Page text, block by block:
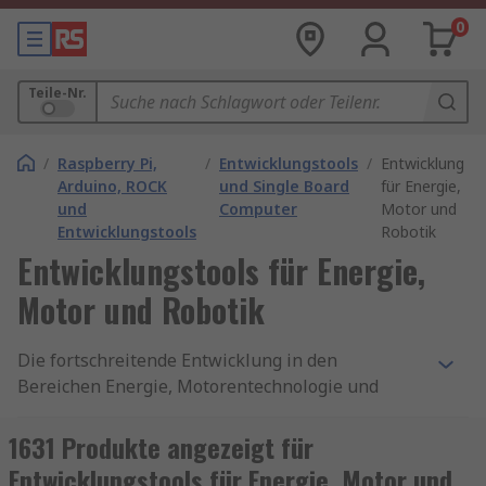
0
Teile-Nr.
/ Raspberry Pi,
Arduino, ROCK
und
Entwicklungstools
/ Entwicklungstools
und Single Board
Computer
/
für Energie,
Motor und
Robotik
Entwicklungstools für Energie,
Motor und Robotik
Die fortschreitende Entwicklung in den
Bereichen Energie, Motorentechnologie und
Innovationen geführt. Diese Branchen sind nicht
nur für den technischen Fortschritt entscheidend,
1631 Produkte angezeigt für